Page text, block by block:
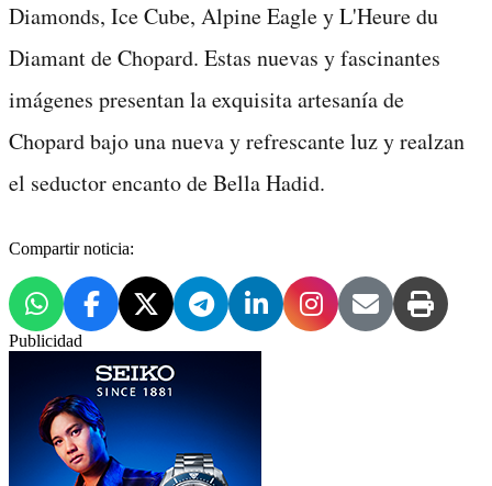
Diamonds, Ice Cube, Alpine Eagle y L'Heure du
Diamant de Chopard. Estas nuevas y fascinantes
imágenes presentan la exquisita artesanía de
Chopard bajo una nueva y refrescante luz y realzan
el seductor encanto de Bella Hadid.
Compartir noticia:
Publicidad